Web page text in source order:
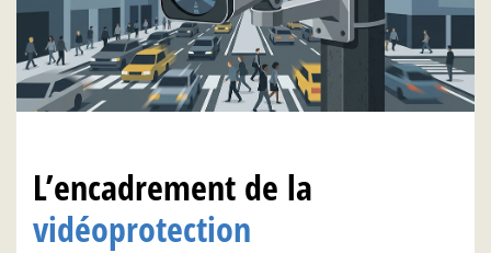
L’encadrement de la
vidéoprotection